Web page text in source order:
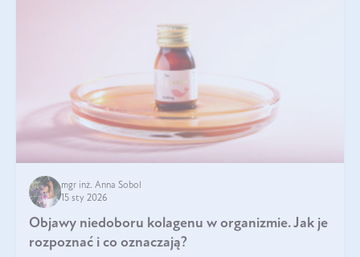
mgr inż. Anna Sobol
15 sty 2026
Objawy niedoboru kolagenu w organizmie. Jak je
rozpoznać i co oznaczają?